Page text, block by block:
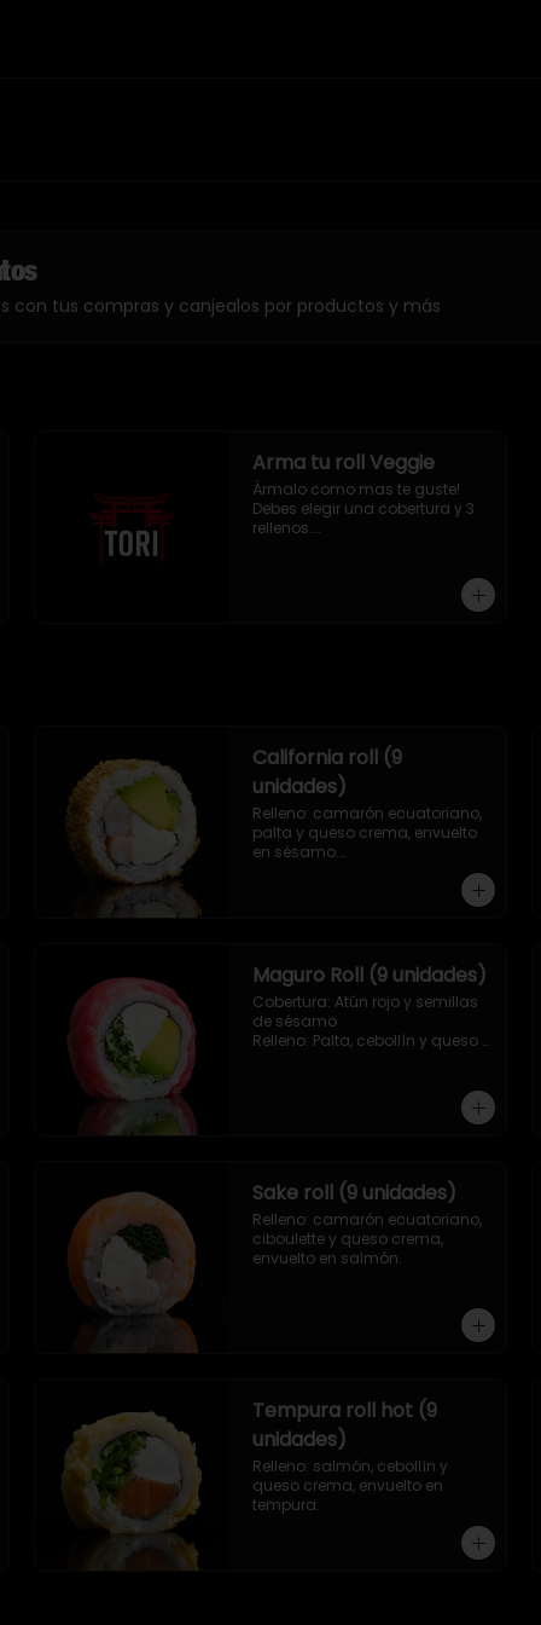
con tus compras y canjealos por productos y más
Arma tu roll Veggie
Ármalo como mas te guste!
Debes elegir una cobertura y 3
rellenos.
California roll (9
unidades)
Relleno: camarón ecuatoriano,
palta y queso crema, envuelto
en sésamo.
Maguro Roll (9 unidades)
Cobertura: Atún rojo y semillas
de sésamo
Relleno: Palta, cebollín y queso
Sake roll (9 unidades)
Relleno: camarón ecuatoriano,
ciboulette y queso crema,
envuelto en salmón.
Tempura roll hot (9
unidades)
Relleno: salmón, cebollín y
queso crema, envuelto en
tempura.